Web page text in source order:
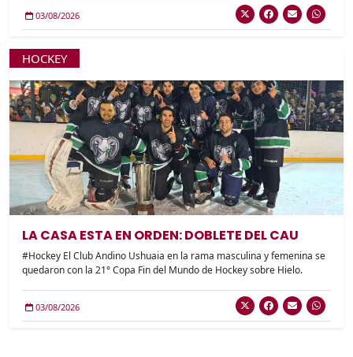
03/08/2026
HOCKEY
LA CASA ESTA EN ORDEN: DOBLETE DEL CAU
#Hockey El Club Andino Ushuaia en la rama masculina y femenina se
quedaron con la 21° Copa Fin del Mundo de Hockey sobre Hielo.
03/08/2026